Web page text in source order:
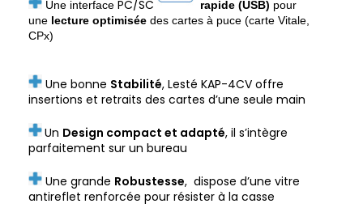
Une interface PC/SC rapide (USB) pour
unelecture optimisée des cartes à puce (carte Vitale,
CPx)
Une bonne Stabilité, Lesté KAP-4CV offre
insertions et retraits des cartes d’une seule main
Un Design compact et adapté, il s’intègre
parfaitement sur un bureau
Une grande Robustesse, dispose d’une vitre
antireflet renforcée pour résister à la casse